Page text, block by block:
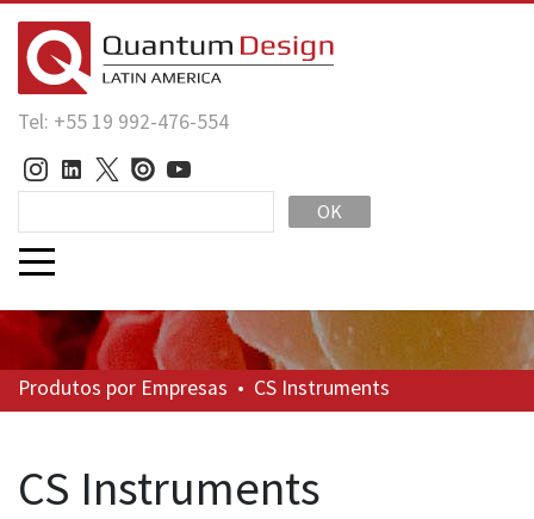
Tel: +55 19 992-476-554
OK
Produtos por Empresas • CS Instruments
CS Instruments